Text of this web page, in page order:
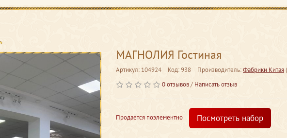
МАГНОЛИЯ Гостиная
Артикул: 104924 Код: 938 Производитель:Фабрики Китая(
0 отзывов/ Написать отзыв
Продается поэлементно Посмотреть набор